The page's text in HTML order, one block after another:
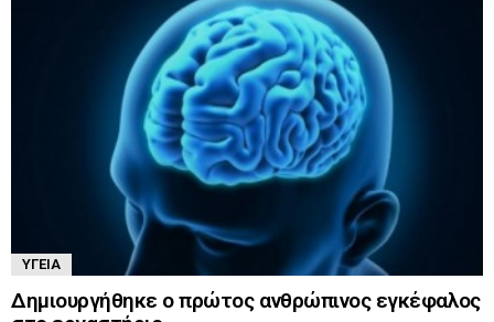
ΥΓΕΊΑ
Δημιουργήθηκε ο πρώτος ανθρώπινος εγκέφαλος